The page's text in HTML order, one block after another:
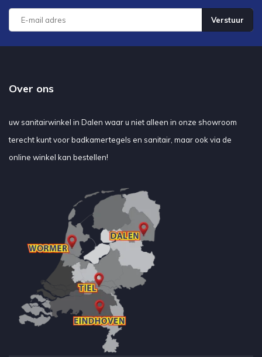
Verstuur
Over ons
uw sanitairwinkel in Dalen waar u niet alleen in onze showroom
terecht kunt voor badkamertegels en sanitair, maar ook via de
online winkel kan bestellen!